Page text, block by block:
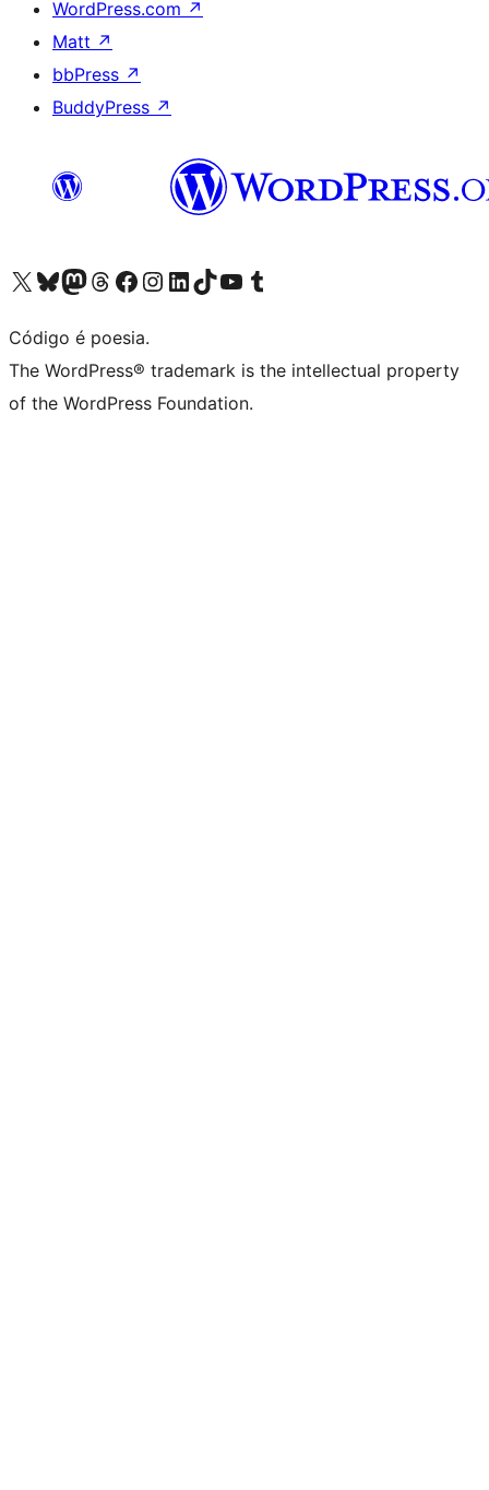
WordPress.com ↗
Matt ↗
bbPress ↗
BuddyPress ↗
Acessar nossa conta do X (antigo Twitter)
Acessar nossa conta do Bluesky
Acessar nossa conta do Mastodon
Acessar nossa conta do Threads
Acessar nossa página do Facebook
Acessar nossa conta do Instagram
Acessar nossa conta do LinkedIn
Acessar nossa conta do TikTok
Acessar nosso canal do YouTube
Acessar nossa conta no Tumblr
Código é poesia.
The WordPress® trademark is the intellectual property
of the WordPress Foundation.